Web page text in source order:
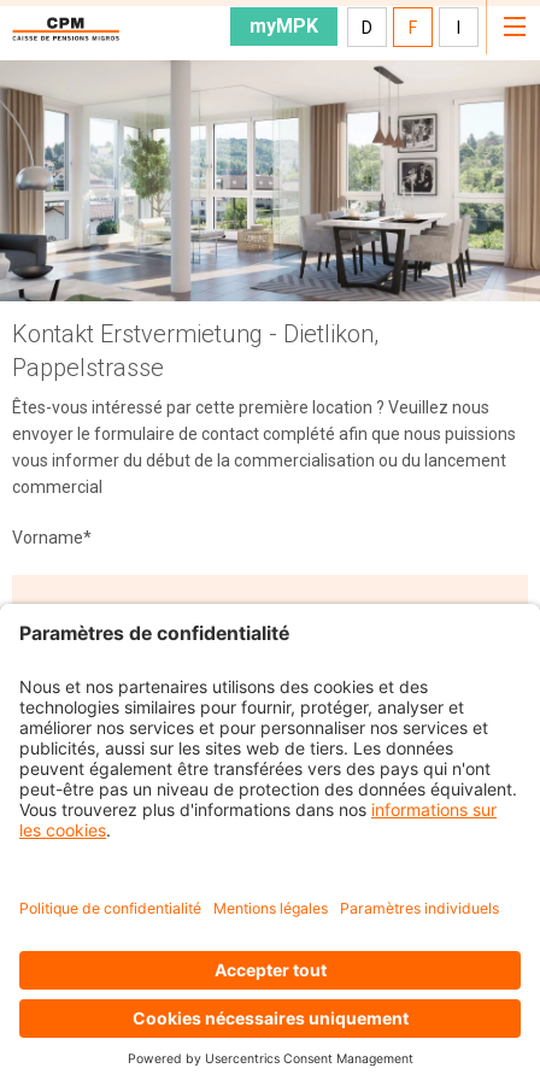
D F
myMPK
Kontakt Erstvermietung - Dietlikon,
Pappelstrasse
Êtes-vous intéressé par cette première location ? Veuillez nous
envoyer le formulaire de contact complété afin que nous puissions
vous informer du début de la commercialisation ou du lancement
commercial
Vorname*
Strasse
Telefon